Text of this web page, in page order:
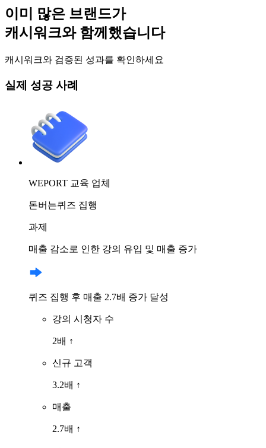
이미 많은 브랜드가
캐시워크와 함께했습니다
캐시워크와 검증된 성과를 확인하세요
실제 성공 사례
WEPORT 교육 업체
돈버는퀴즈 집행
과제
매출 감소로 인한 강의 유입 및 매출 증가
퀴즈 집행 후 매출 2.7배 증가 달성
강의 시청자 수
2배 ↑
신규 고객
3.2배 ↑
매출
2.7배 ↑